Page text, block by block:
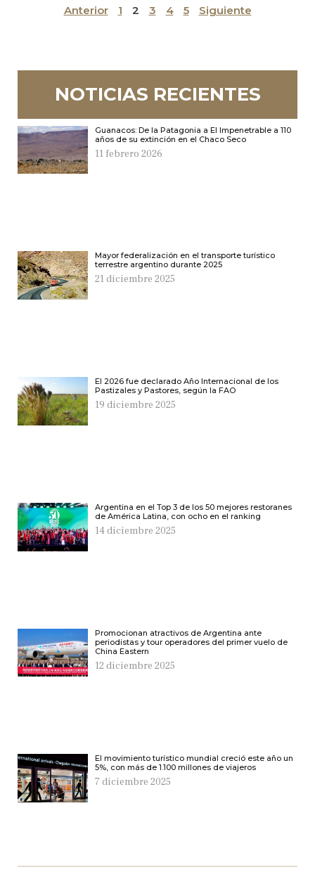
Anterior 1 2 3 4 5 Siguiente
NOTICIAS RECIENTES
Guanacos: De la Patagonia a El Impenetrable a 110
años de su extinción en el Chaco Seco
11 febrero 2026
Mayor federalización en el transporte turístico
terrestre argentino durante 2025
21 diciembre 2025
El 2026 fue declarado Año Internacional de los
Pastizales y Pastores, según la FAO
19 diciembre 2025
Argentina en el Top 3 de los 50 mejores restoranes
de América Latina, con ocho en el ranking
14 diciembre 2025
Promocionan atractivos de Argentina ante
periodistas y tour operadores del primer vuelo de
China Eastern
12 diciembre 2025
El movimiento turístico mundial creció este año un
5%, con más de 1.100 millones de viajeros
7 diciembre 2025